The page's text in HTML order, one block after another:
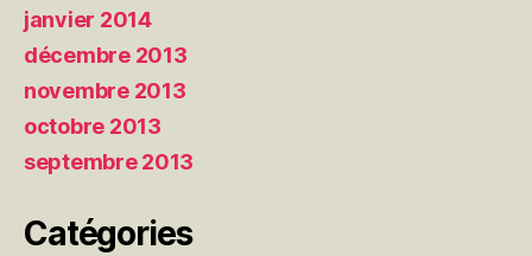
janvier 2014
décembre 2013
novembre 2013
octobre 2013
septembre 2013
Catégories